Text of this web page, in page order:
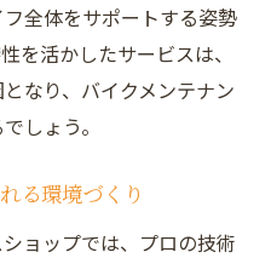
全体をサポートする姿勢
を活かしたサービスは、
なり、バイクメンテナン
しょう。
る環境づくり
ョップでは、プロの技術